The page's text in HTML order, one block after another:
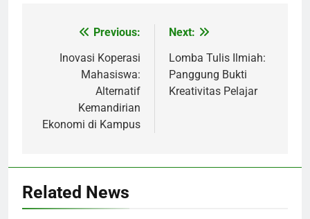
navigation
Previous:
Inovasi Koperasi
Mahasiswa:
Alternatif
Kemandirian
Ekonomi di Kampus
Next:
Lomba Tulis Ilmiah:
Panggung Bukti
Kreativitas Pelajar
Related News